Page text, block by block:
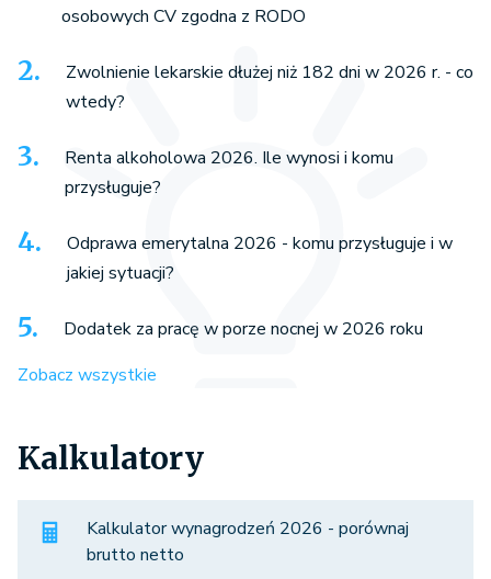
osobowych CV zgodna z RODO
Zwolnienie lekarskie dłużej niż 182 dni w 2026 r. - co
wtedy?
Renta alkoholowa 2026. Ile wynosi i komu
przysługuje?
Odprawa emerytalna 2026 - komu przysługuje i w
jakiej sytuacji?
Dodatek za pracę w porze nocnej w 2026 roku
Zobacz wszystkie
Kalkulatory
Kalkulator wynagrodzeń 2026 - porównaj
brutto netto